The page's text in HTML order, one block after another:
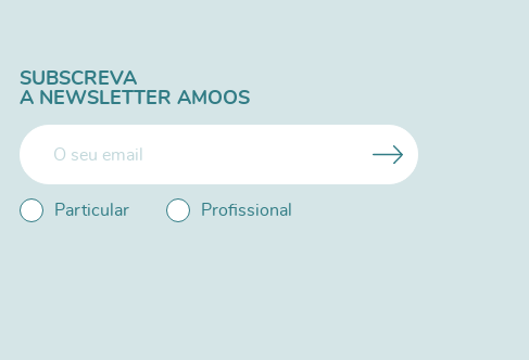
SUBSCREVA
A NEWSLETTER AMOOS
Particular Profissional